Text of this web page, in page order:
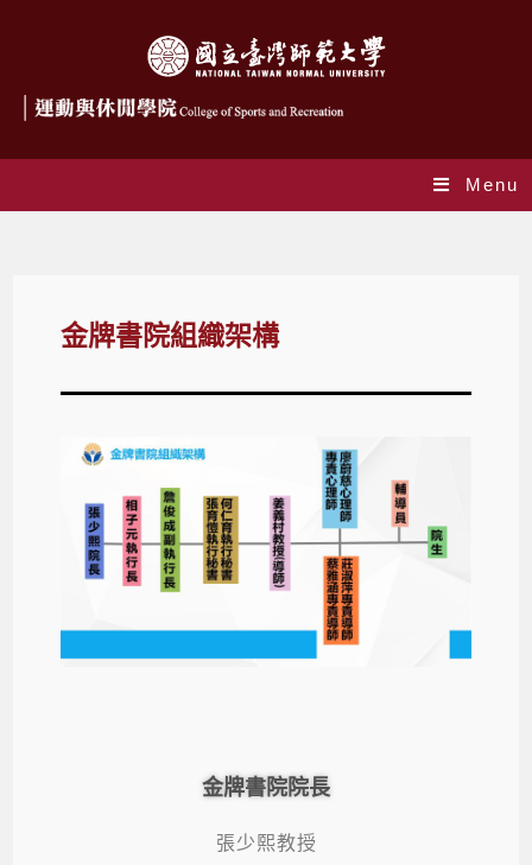
Menu
金牌書院組織架構
金牌書院院長
張少熙教授